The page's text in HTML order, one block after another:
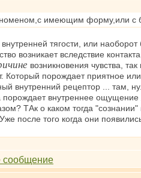
имеющим форму,или
тягости, или
возникает вследствие
возникновения чувства,
Который порождает приятное
внутренний рецептор ... там,
порождает внутреннее
ТАк о каком тогда
после того когда они